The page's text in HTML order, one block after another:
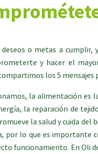
o metas a
y hacer el
los 5
la alimentación es
la reparación de
la salud y cuida
por lo que es importante
funcionamiento. En